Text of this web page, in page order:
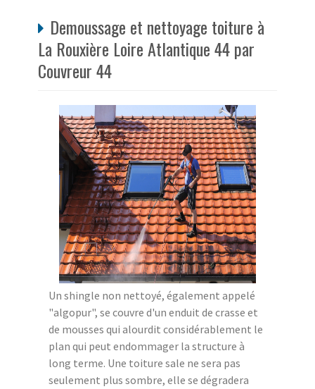
Demoussage et nettoyage toiture à
La Rouxière Loire Atlantique 44 par
Couvreur 44
Un shingle non nettoyé, également appelé
"algopur", se couvre d'un enduit de crasse et
de mousses qui alourdit considérablement le
plan qui peut endommager la structure à
long terme. Une toiture sale ne sera pas
seulement plus sombre, elle se dégradera